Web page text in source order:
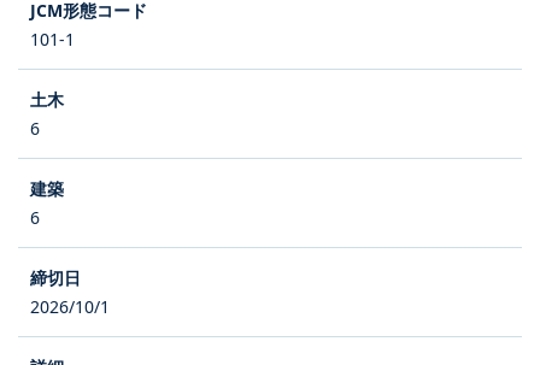
101-1
6
6
2026/10/1